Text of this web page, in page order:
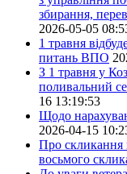
збирання,
2026-05-05
1 травня
питань ВПО
З 1 травня у
поливальний
16 13:19:53
Щодо
2026-04-15
Про скликання
восьмого